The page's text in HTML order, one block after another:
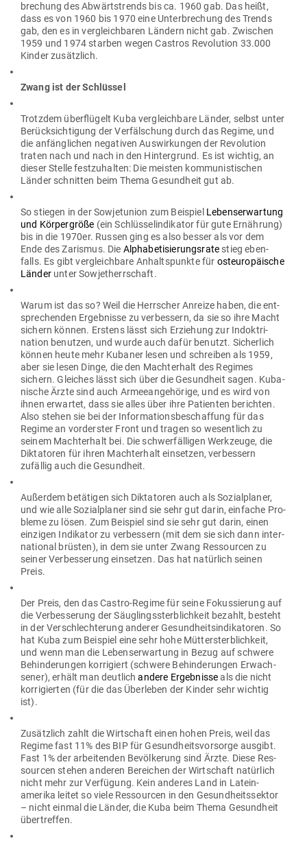
bre­chung des Abwärts­trends bis ca. 1960 gab. Das heißt,
dass es von 1960 bis 1970 eine Unter­bre­chung des Trends
gab, den es in ver­gleich­baren Ländern nicht gab. Zwi­schen
1959 und 1974 starben wegen Castros Revo­lution 33.000
Kinder zusätzlich.
Zwang ist der Schlüssel
Trotzdem über­flügelt Kuba ver­gleichbare Länder, selbst unter
Berück­sich­tigung der Ver­fäl­schung durch das Regime, und
die anfäng­lichen nega­tiven Aus­wir­kungen der Revo­lution
traten nach und nach in den Hin­ter­grund. Es ist wichtig, an
dieser Stelle fest­zu­halten: Die meisten kom­mu­nis­ti­schen
Länder schnitten beim Thema Gesundheit gut ab.
So stiegen in der Sowjet­union zum Bei­spiel Lebens­er­wartung
und Kör­per­größe (ein Schlüs­sel­in­di­kator für gute Ernährung)
bis in die 1970er. Russen ging es also besser als vor dem
Ende des Zarismus. Die Alpha­be­ti­sie­rungsrate stieg eben­
falls. Es gibt ver­gleichbare Anhalts­punkte für ost­eu­ro­päische
Länderunter Sowjetherrschaft.
Warum ist das so? Weil die Herr­scher Anreize haben, die ent­
spre­chenden Ergeb­nisse zu ver­bessern, da sie so ihre Macht
sichern können. Erstens lässt sich Erziehung zur Indok­tri­
nation benutzen, und wurde auch dafür benutzt. Sicherlich
können heute mehr Kubaner lesen und schreiben als 1959,
aber sie lesen Dinge, die den Macht­erhalt des Regimes
sichern. Gleiches lässt sich über die Gesundheit sagen. Kuba­
nische Ärzte sind auch Armee­an­ge­hörige, und es wird von
ihnen erwartet, dass sie alles über ihre Pati­enten berichten.
Also stehen sie bei der Infor­ma­ti­ons­be­schaffung für das
Regime an vor­derster Front und tragen so wesentlich zu
seinem Macht­erhalt bei. Die schwer­fäl­ligen Werk­zeuge, die
Dik­ta­toren für ihren Macht­erhalt ein­setzen, ver­bessern
zufällig auch die Gesundheit.
Außerdem betä­tigen sich Dik­ta­toren auch als Sozi­al­planer,
und wie alle Sozi­al­planer sind sie sehr gut darin, ein­fache Pro­
bleme zu lösen. Zum Bei­spiel sind sie sehr gut darin, einen
ein­zigen Indi­kator zu ver­bessern (mit dem sie sich dann inter­
na­tional brüsten), in dem sie unter Zwang Res­sourcen zu
seiner Ver­bes­serung ein­setzen. Das hat natürlich seinen
Preis.
Der Preis, den das Castro-Regime für seine Fokus­sierung auf
die Ver­bes­serung der Säug­lings­sterb­lichkeit bezahlt, besteht
in der Ver­schlech­terung anderer Gesund­heits­in­di­ka­toren. So
hat Kuba zum Bei­spiel eine sehr hohe Müt­ter­sterb­lichkeit,
und wenn man die Lebens­er­wartung in Bezug auf schwere
Behin­de­rungen kor­ri­giert (schwere Behin­de­rungen Erwach­
sener), erhält man deutlichandere Ergeb­nisseals die nicht
kor­ri­gierten (für die das Über­leben der Kinder sehr wichtig
ist).
Zusätzlich zahlt die Wirt­schaft einen hohen Preis, weil das
Regime fast 11% des BIP für Gesund­heits­vor­sorge ausgibt.
Fast 1% der arbei­tenden Bevöl­kerung sind Ärzte. Diese Res­
sourcen stehen anderen Bereichen der Wirt­schaft natürlich
nicht mehr zur Ver­fügung. Kein anderes Land in Latein­
amerika leitet so viele Res­sourcen in den Gesund­heits­sektor
– nicht einmal die Länder, die Kuba beim Thema Gesundheit
übertreffen.